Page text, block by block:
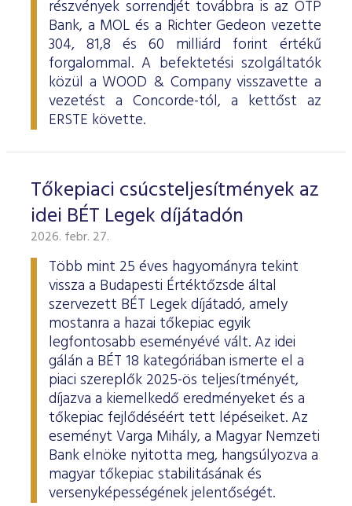
részvények sorrendjét továbbra is az OTP
Bank, a MOL és a Richter Gedeon vezette
304, 81,8 és 60 milliárd forint értékű
forgalommal. A befektetési szolgáltatók
közül a WOOD & Company visszavette a
vezetést a Concorde-tól, a kettőst az
ERSTE követte.
Tőkepiaci csúcsteljesítmények az
idei BÉT Legek díjátadón
2026. febr. 27.
Több mint 25 éves hagyományra tekint
vissza a Budapesti Értéktőzsde által
szervezett BÉT Legek díjátadó, amely
mostanra a hazai tőkepiac egyik
legfontosabb eseményévé vált. Az idei
gálán a BÉT 18 kategóriában ismerte el a
piaci szereplők 2025-ös teljesítményét,
díjazva a kiemelkedő eredményeket és a
tőkepiac fejlődéséért tett lépéseiket. Az
eseményt Varga Mihály, a Magyar Nemzeti
Bank elnöke nyitotta meg, hangsúlyozva a
magyar tőkepiac stabilitásának és
versenyképességének jelentőségét.